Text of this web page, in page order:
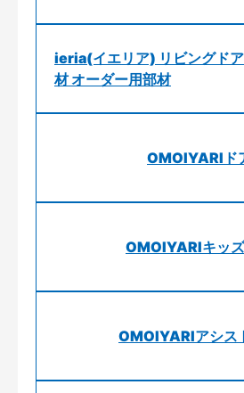
ieria(イエリア) リビングド
材 オーダー用部材
OMOIYARIド
OMOIYARIキッ
OMOIYARIアシス